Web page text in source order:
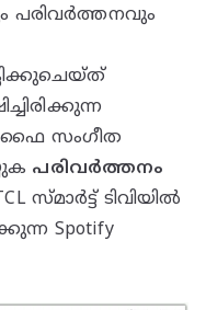
പരിവർത്തനവും
സംഗീത
പരിവർത്തനം
ടിവിയിൽ
Spotify